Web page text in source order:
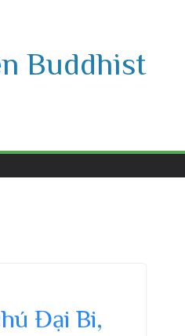
Buddhist
Đại Bi,